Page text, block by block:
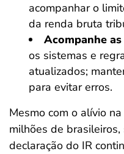
acompanhar o
da renda bruta
Acompanhe
os sistemas e
atualizados;
para evitar erros.
Mesmo com o alívio
milhões de
declaração do IR